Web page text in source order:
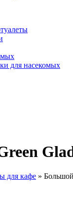
для насекомых
для кафе »